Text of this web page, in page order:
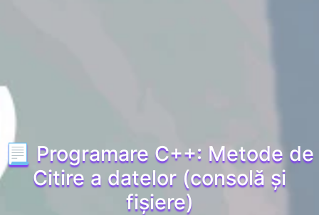
📃 Programare C++: Metode de
Citire a datelor (consolă și
fișiere)